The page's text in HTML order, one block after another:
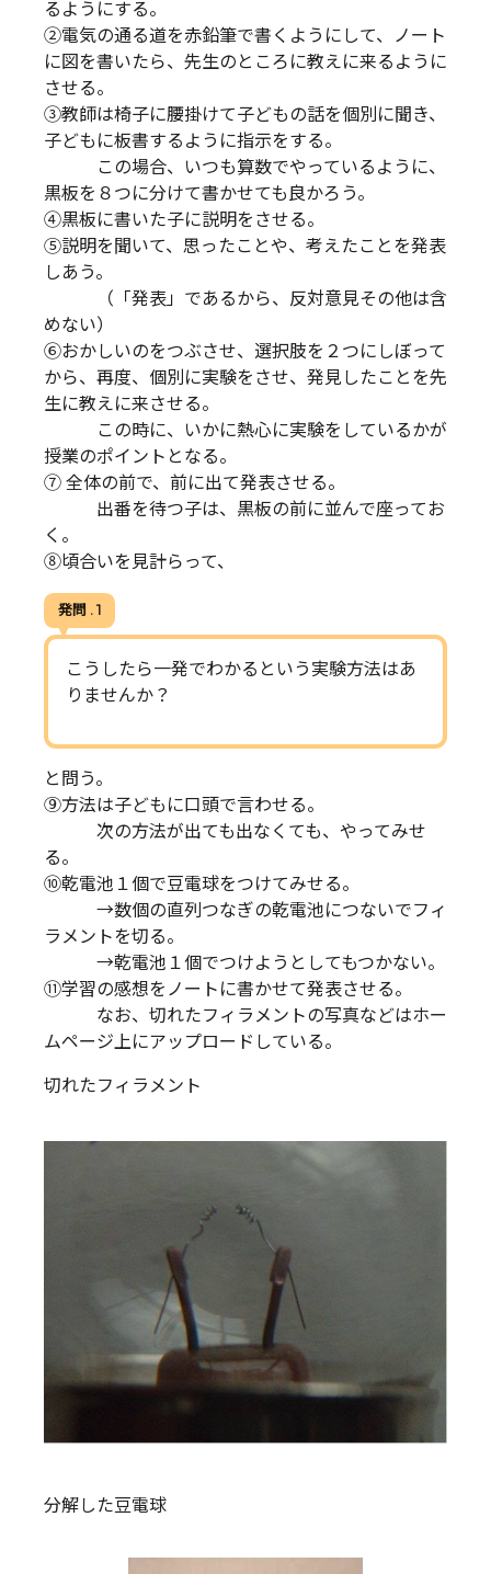
るようにする。
②電気の通る道を赤鉛筆で書くようにして、ノート
に図を書いたら、先生のところに教えに来るように
させる。
③教師は椅子に腰掛けて子どもの話を個別に聞き、
子どもに板書するように指示をする。
この場合、いつも算数でやっているように、
黒板を８つに分けて書かせても良かろう。
④黒板に書いた子に説明をさせる。
⑤説明を聞いて、思ったことや、考えたことを発表
しあう。
（「発表」であるから、反対意見その他は含
めない）
⑥おかしいのをつぶさせ、選択肢を２つにしぼって
から、再度、個別に実験をさせ、発見したことを先
生に教えに来させる。
この時に、いかに熱心に実験をしているかが
授業のポイントとなる。
⑦ 全体の前で、前に出て発表させる。
出番を待つ子は、黒板の前に並んで座ってお
く。
⑧頃合いを見計らって、
発問 . 1
こうしたら一発でわかるという実験方法はあ
りませんか？
と問う。
⑨方法は子どもに口頭で言わせる。
次の方法が出ても出なくても、やってみせ
る。
⑩乾電池１個で豆電球をつけてみせる。
→数個の直列つなぎの乾電池につないでフィ
ラメントを切る。
→乾電池１個でつけようとしてもつかない。
⑪学習の感想をノートに書かせて発表させる。
なお、切れたフィラメントの写真などはホー
ムページ上にアップロードしている。
切れたフィラメント
分解した豆電球